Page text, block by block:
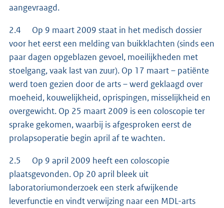
aangevraagd.
2.4 Op 9 maart 2009 staat in het medisch dossier
voor het eerst een melding van buikklachten (sinds een
paar dagen opgeblazen gevoel, moeilijkheden met
stoelgang, vaak last van zuur). Op 17 maart – patiënte
werd toen gezien door de arts – werd geklaagd over
moeheid, kouwelijkheid, oprispingen, misselijkheid en
overgewicht. Op 25 maart 2009 is een coloscopie ter
sprake gekomen, waarbij is afgesproken eerst de
prolapsoperatie begin april af te wachten.
2.5 Op 9 april 2009 heeft een coloscopie
plaatsgevonden. Op 20 april bleek uit
laboratoriumonderzoek een sterk afwijkende
leverfunctie en vindt verwijzing naar een MDL-arts